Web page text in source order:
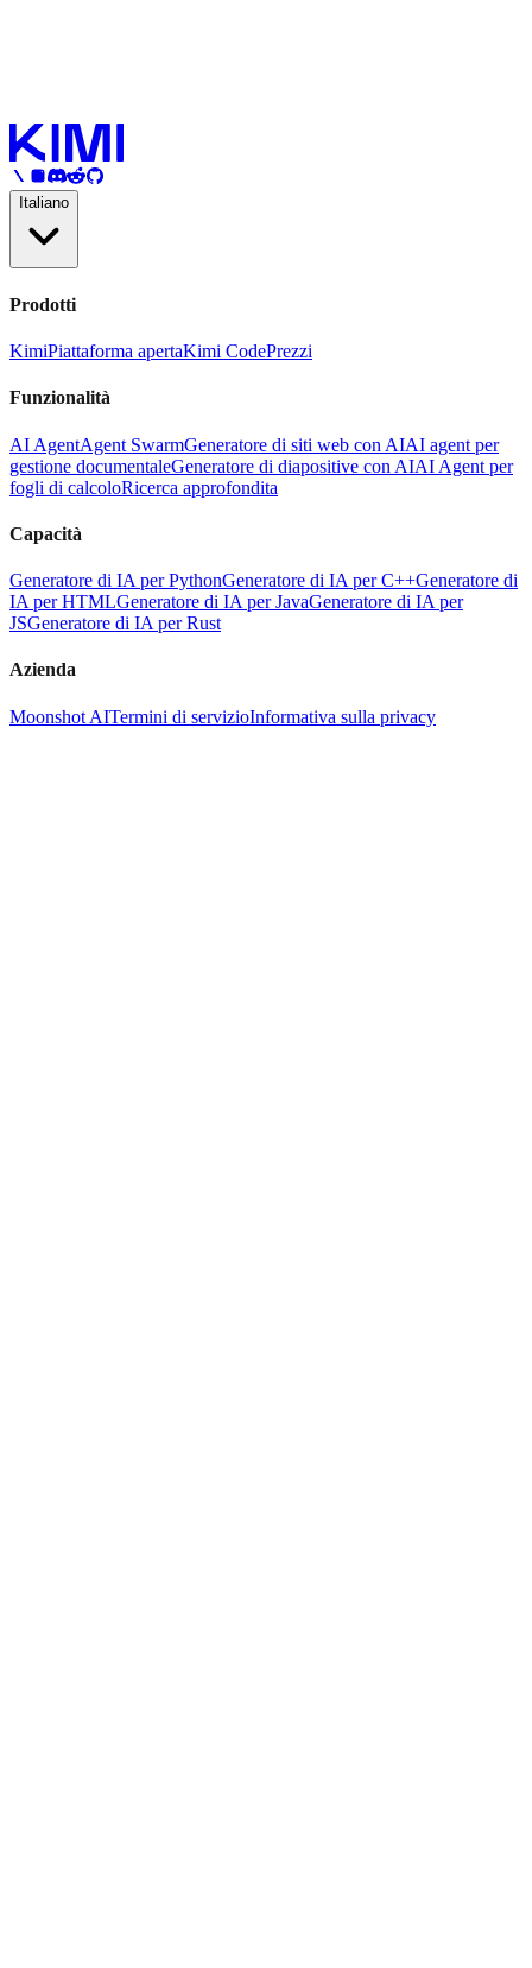
Italiano
Prodotti
KimiPiattaforma apertaKimi CodePrezzi
Funzionalità
AI AgentAgent SwarmGeneratore di siti web con AIAI agent per
gestione documentaleGeneratore di diapositive con AIAI Agent per
fogli di calcoloRicerca approfondita
Capacità
Generatore di IA per PythonGeneratore di IA per C++Generatore di
IA per HTMLGeneratore di IA per JavaGeneratore di IA per
JSGeneratore di IA per Rust
Azienda
Moonshot AITermini di servizioInformativa sulla privacy